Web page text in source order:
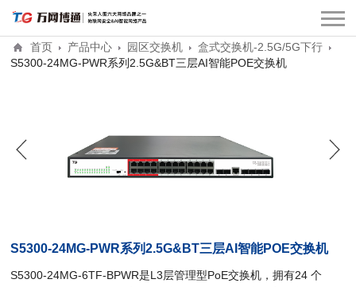
首页 产品中心 园区交换机
盒式交换机-2.5G/5G下行
S5300-24MG-PWR系列2.5G&BT三层AI智能POE交换机
S5300-24MG-PWR系列2.5G&BT三层AI智能POE交换机
S5300-24MG-6TF-BPWR是L3层管理型PoE交换机，拥有24 个